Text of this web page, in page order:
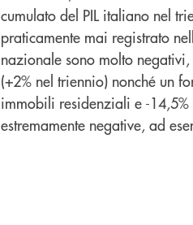
cumulato del PIL italiano nel
praticamente mai registrato
nazionale sono molto
(+2% nel triennio) nonché un
immobili residenziali e -
estremamente negative, ad